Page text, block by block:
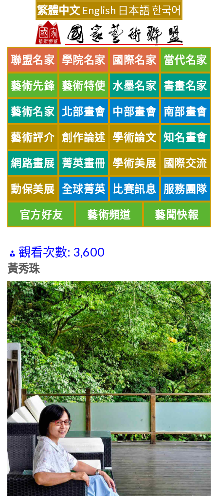
繁體中文 English 日本語한국어
聯盟名家 學院名家 國際名家 當代名家
藝術先鋒 藝術特使 水墨名家 書畫名家
藝術名家 北部畫會 中部畫會 南部畫會
藝術評介 創作論述 學術論文 知名畫會
網路畫展 菁英畫冊 學術美展 國際交流
動保美展 全球菁英 比賽訊息 服務團隊
官方好友 藝術頻道 藝聞快報
觀看次數: 3,600
黃秀珠